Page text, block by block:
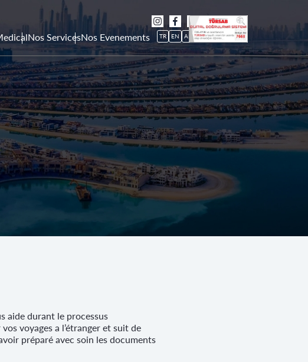
Nos ServicesNos Evenements TR EN AR
aide durant le processus
voyages a l’étranger et suit de
préparé avec soin les documents